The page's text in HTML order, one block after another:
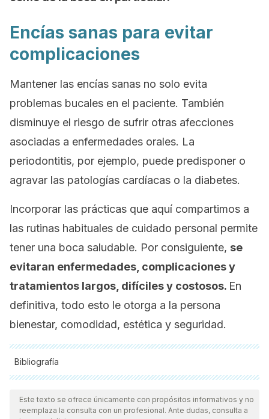
Encías sanas para evitar
complicaciones
Mantener las encías sanas no solo evita
problemas bucales en el paciente. También
disminuye el riesgo de sufrir otras afecciones
asociadas a enfermedades orales. La
periodontitis, por ejemplo, puede predisponer o
agravar las patologías cardíacas o la diabetes.
Incorporar las prácticas que aquí compartimos a
las rutinas habituales de cuidado personal permite
tener una boca saludable. Por consiguiente, se
evitaran enfermedades, complicaciones y
tratamientos largos, difíciles y costosos. En
definitiva, todo esto le otorga a la persona
bienestar, comodidad, estética y seguridad.
Bibliografía
Todas las fuentes citadas fueron revisadas a profundidad por
nuestro equipo, para asegurar su calidad, confiabilidad,
vigencia y validez.La bibliografía de este artículo fue
Este texto se ofrece únicamente con propósitos informativos y no
reemplaza la consulta con un profesional. Ante dudas, consulta a